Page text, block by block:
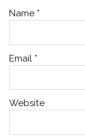
Name *
Email *
Website